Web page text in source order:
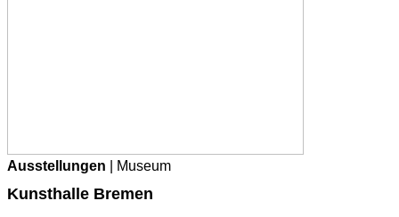
Ausstellungen | Museum
Kunsthalle Bremen